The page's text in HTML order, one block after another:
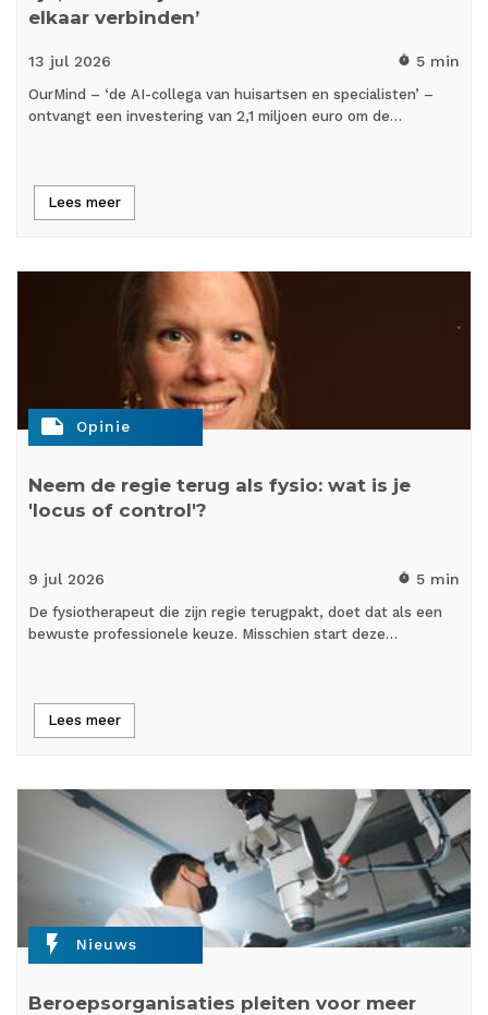
elkaar verbinden’
13 jul 2026 timer 5 min
OurMind – ‘de AI-collega van huisartsen en specialisten’ –
ontvangt een investering van 2,1 miljoen euro om de…
Lees meer
note Opinie
Neem de regie terug als fysio: wat is je
'locus of control'?
9 jul 2026 timer 5 min
De fysiotherapeut die zijn regie terugpakt, doet dat als een
bewuste professionele keuze. Misschien start deze…
Lees meer
flash_on Nieuws
Beroepsorganisaties pleiten voor meer